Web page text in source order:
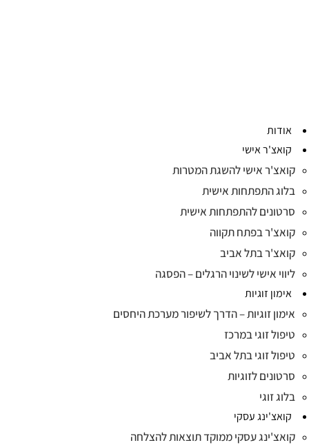
אודות
קואצ'ר אישי
קואצ'ר אישי להשגת המטרות
בלוג התפתחות אישית
סרטונים להתפתחות אישית
קואצ'ר בפתח תקווה
קואצ'ר בתל אביב
ליווי אישי לשינוי הרגלים – הפסגה
אימון זוגיות
אימון זוגיות – הדרך לשיפור מערכת היחסים
טיפול זוגי במרכז
טיפול זוגי בתל אביב
סרטונים לזוגיות
בלוג זוגי
קואצ'ינג עסקי
קואצ'ינג עסקי ממוקד תוצאות להצלחה